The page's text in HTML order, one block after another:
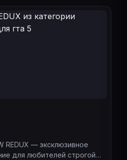
кто ценит максимальный
эстетики.
REDUX — эксклюзивное
для любителей строгой